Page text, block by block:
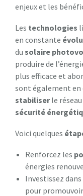
enjeux et les
Les technologies
en constante
du solaire
produire de
plus efficace et
sont également en
stabiliserle
sécurité
Voici quelques
Renforcez les
énergies
Investissez dans
pour